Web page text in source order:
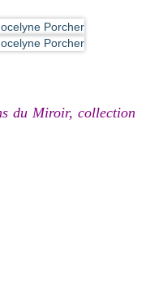
du Miroir, collection